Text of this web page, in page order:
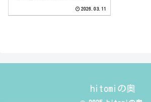
【らぶかるこみっく】2026.03.11
hitomiの奥